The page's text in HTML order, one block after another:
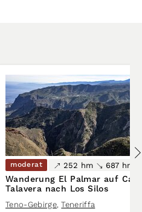
moderat 252 hm 687 hm
Wanderung El Palmar auf
Talavera nach Los Silos
Teno-Gebirge, Teneriffa